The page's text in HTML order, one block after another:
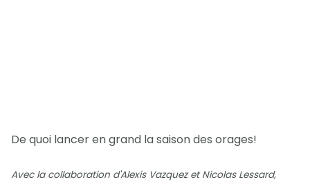
De quoi lancer en grand la saison des orages!
Avec la collaboration d'Alexis Vazquez et Nicolas Lessard,